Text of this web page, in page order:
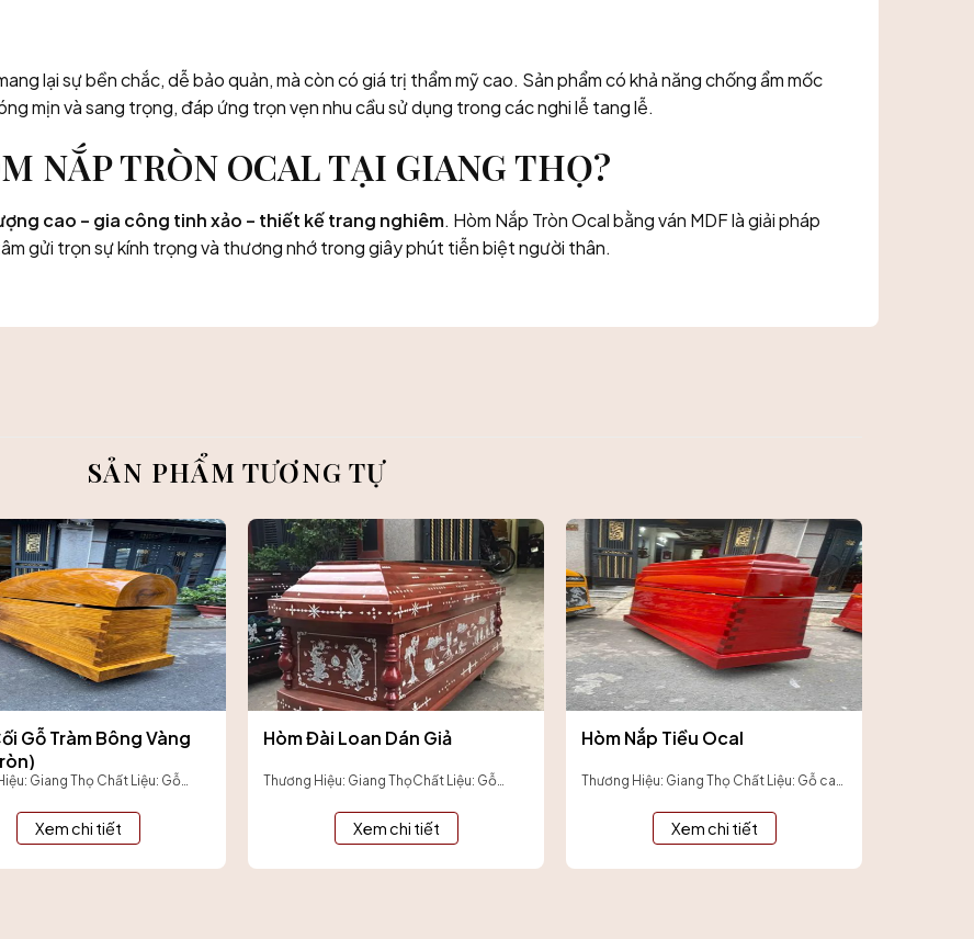
lại sự bền chắc, dễ bảo quản, mà còn có giá trị thẩm mỹ cao. Sản phẩm có khả năng chống ẩm mốc
mịn và sang trọng, đáp ứng trọn vẹn nhu cầu sử dụng trong các nghi lễ tang lễ.
NẮP TRÒN OCAL TẠI GIANG THỌ?
cao – gia công tinh xảo – thiết kế trang nghiêm. Hòm Nắp Tròn Ocal bằng ván MDF là giải pháp
gửi trọn sự kính trọng và thương nhớ trong giây phút tiễn biệt người thân.
SẢN PHẨM TƯƠNG TỰ
Gỗ Tràm Bông Vàng
Giang Thọ Chất Liệu: Gỗ
bền chắc theo...
Xem chi tiết
Hòm Đài Loan Dán Giả
Thương Hiệu: Giang ThọChất Liệu: Gỗ
PUQuy Cách: 1 HòmHọa tiết: Khảm giả...
Xem chi tiết
Hòm Nắp Tiều Ocal
Thương Hiệu: Giang Thọ Chất Liệu: Gỗ cao
chắn theo thời gian...
Xem chi tiết